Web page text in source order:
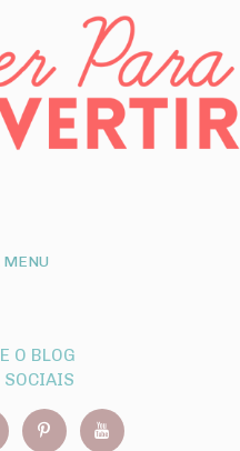
O BLOG
SOCIAIS